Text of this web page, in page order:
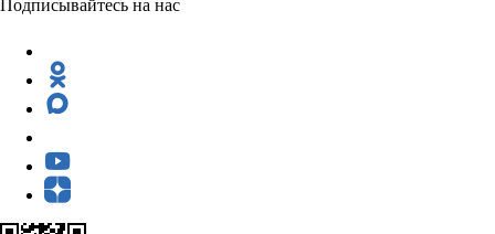
Подписывайтесь на нас